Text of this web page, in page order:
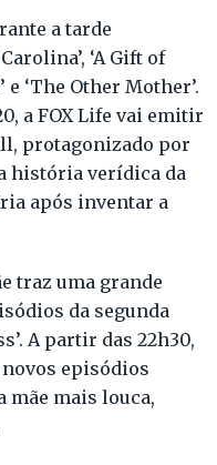
a tarde
‘A Gift of
‘The Other Mother’.
a FOX Life vai emitir
protagonizado por
história verídica da
após inventar a
traz uma grande
da segunda
A partir das 22h30,
episódios
mãe mais louca,